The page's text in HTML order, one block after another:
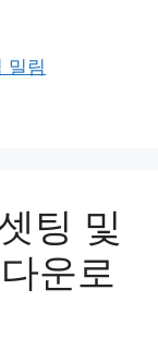
밀림
팅 및
운로